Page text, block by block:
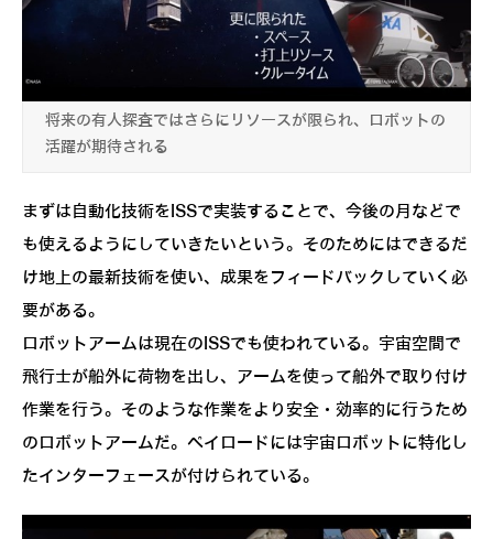
将来の有人探査ではさらにリソースが限られ、ロボットの
活躍が期待される
まずは自動化技術をISSで実装することで、今後の月などで
も使えるようにしていきたいという。そのためにはできるだ
け地上の最新技術を使い、成果をフィードバックしていく必
要がある。
ロボットアームは現在のISSでも使われている。宇宙空間で
飛行士が船外に荷物を出し、アームを使って船外で取り付け
作業を行う。そのような作業をより安全・効率的に行うため
のロボットアームだ。ペイロードには宇宙ロボットに特化し
たインターフェースが付けられている。